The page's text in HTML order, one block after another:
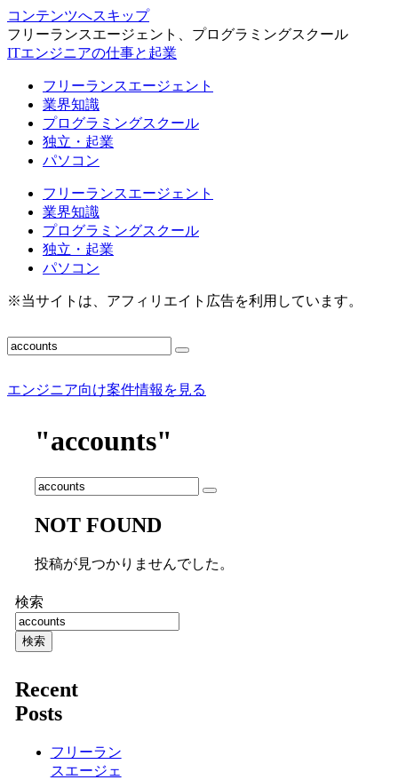
コンテンツへスキップ
フリーランスエージェント、プログラミングスクール
ITエンジニアの仕事と起業
フリーランスエージェント
業界知識
プログラミングスクール
独立・起業
パソコン
フリーランスエージェント
業界知識
プログラミングスクール
独立・起業
パソコン
※当サイトは、アフィリエイト広告を利用しています。
エンジニア向け案件情報を見る
"accounts"
NOT FOUND
投稿が見つかりませんでした。
検索
検索
Recent
Posts
フリーラン
スエージェ